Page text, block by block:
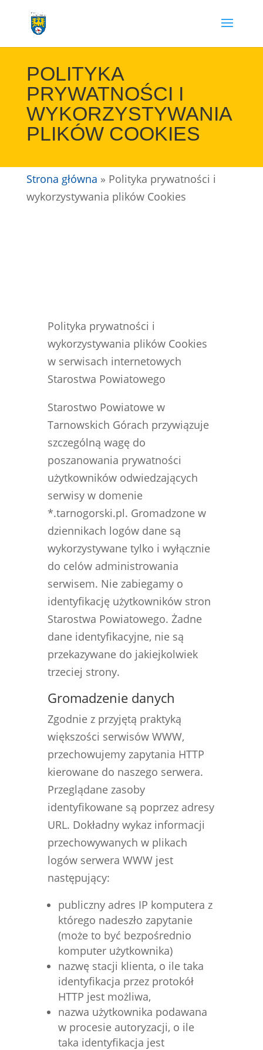
POLITYKA
PRYWATNOŚCI I
WYKORZYSTYWANIA
PLIKÓW COOKIES
Strona główna » Polityka prywatności i
wykorzystywania plików Cookies
Polityka prywatności i
wykorzystywania plików Cookies
w serwisach internetowych
Starostwa Powiatowego
Starostwo Powiatowe w
Tarnowskich Górach przywiązuje
szczególną wagę do
poszanowania prywatności
użytkowników odwiedzających
serwisy w domenie
*.tarnogorski.pl. Gromadzone w
dziennikach logów dane są
wykorzystywane tylko i wyłącznie
do celów administrowania
serwisem. Nie zabiegamy o
identyfikację użytkowników stron
Starostwa Powiatowego. Żadne
dane identyfikacyjne, nie są
przekazywane do jakiejkolwiek
trzeciej strony.
Gromadzenie danych
Zgodnie z przyjętą praktyką
większości serwisów WWW,
przechowujemy zapytania HTTP
kierowane do naszego serwera.
Przeglądane zasoby
identyfikowane są poprzez adresy
URL. Dokładny wykaz informacji
przechowywanych w plikach
logów serwera WWW jest
następujący:
publiczny adres IP komputera z
którego nadeszło zapytanie
(może to być bezpośrednio
komputer użytkownika)
nazwę stacji klienta, o ile taka
identyfikacja przez protokół
HTTP jest możliwa,
nazwa użytkownika podawana
w procesie autoryzacji, o ile
taka identyfikacja jest